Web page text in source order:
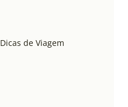
Dicas de Viagem